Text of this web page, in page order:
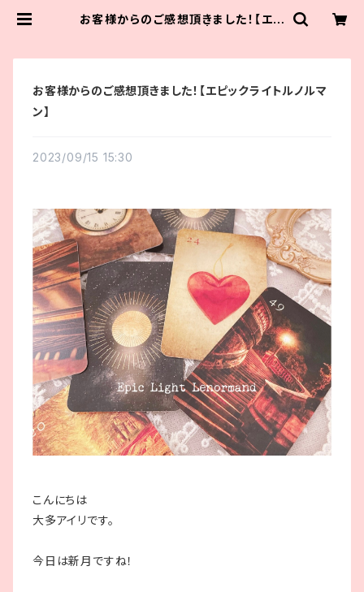
お客様からのご感想頂きました！【エピ
お客様からのご感想頂きました！【エピックライトルノルマ
ン】
2023/09/15 15:30
こんにちは
大多アイリです。
今日は新月ですね！